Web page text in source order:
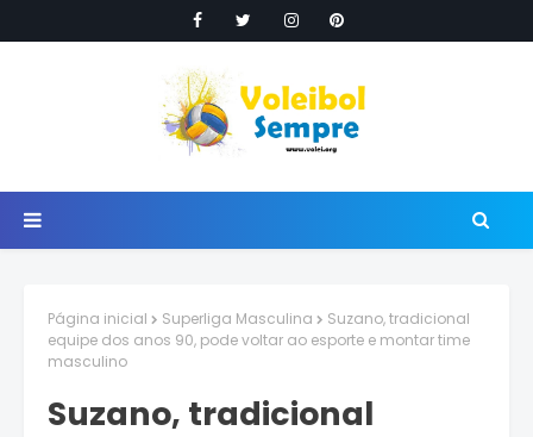
Página inicial Superliga Masculina
Suzano, tradicional
equipe dos anos 90, pode voltar ao esporte e montar time
masculino
Suzano, tradicional